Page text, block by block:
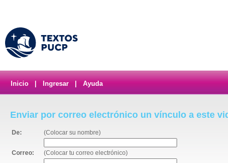
Inicio Ingresar Ayuda
Enviar por correo electrónico un vínculo a este
De: (Colocar su nombre)
Correo: (Colocar tu correo electrónico)